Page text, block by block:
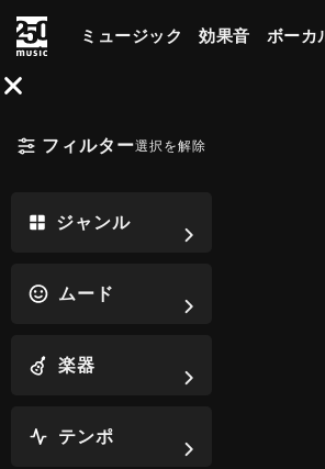
ミュージック 効果音 ボーカ
フィルター選択を解除
ジャンル
ムード
楽器
テンポ